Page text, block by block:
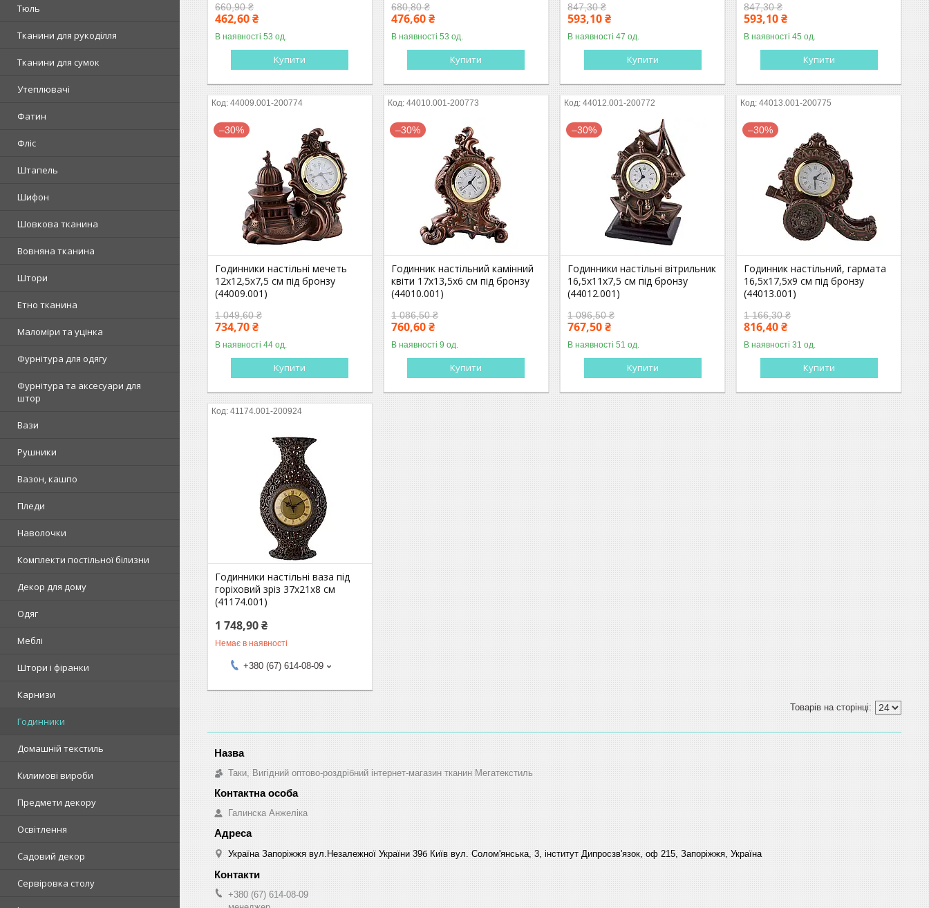
Тюль
Тканини для рукоділля
Тканини для сумок
Утеплювачі
Фатин
Фліс
Штапель
Шифон
Шовкова тканина
Вовняна тканина
Штори
Етно тканина
Маломіри та уцінка
Фурнітура для одягу
Фурнітура та аксесуари для
штор
Вази
Рушники
Вазон, кашпо
Пледи
Наволочки
Комплекти постільної білизни
Декор для дому
Одяг
Меблі
Штори і фіранки
Карнизи
Годинники
Домашній текстиль
Килимові вироби
Предмети декору
Освітлення
Садовий декор
Сервіровка столу
660,90 ₴
462,60 ₴
В наявності 53 од.
Купити
680,80 ₴
476,60 ₴
В наявності 53 од.
Купити
847,30 ₴
593,10 ₴
В наявності 47 од.
Купити
847,30 ₴
593,10 ₴
В наявності 45 од.
Купити
44009.001-200774
–30%
Годинники настільні мечеть
12х12,5х7,5 см під бронзу
(44009.001)
1 049,60 ₴
734,70 ₴
В наявності 44 од.
Купити
44010.001-200773
–30%
Годинник настільний камінний
квіти 17х13,5х6 см під бронзу
(44010.001)
1 086,50 ₴
760,60 ₴
В наявності 9 од.
Купити
44012.001-200772
–30%
Годинники настільні вітрильник
16,5х11х7,5 см під бронзу
(44012.001)
1 096,50 ₴
767,50 ₴
В наявності 51 од.
Купити
44013.001-200775
–30%
Годинник настільний, гармата
16,5х17,5х9 см під бронзу
(44013.001)
1 166,30 ₴
816,40 ₴
В наявності 31 од.
Купити
41174.001-200924
Годинники настільні ваза під
горіховий зріз 37х21х8 см
(41174.001)
1 748,90 ₴
Немає в наявності
+380 (67) 614-08-09
Таки, Вигідний оптово-роздрібний інтернет-магазин тканин Мегатекстиль
Галинска Анжеліка
Україна Запоріжжя вул.Незалежної України 39б Київ вул. Солом'янська, 3, інститут Дипросзв'язок, оф 215, Запоріжжя, Україна
+380 (67) 614-08-09